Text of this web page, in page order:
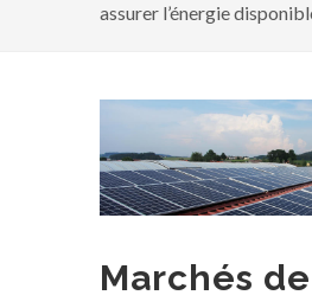
assurer l’énergie
Marchés de